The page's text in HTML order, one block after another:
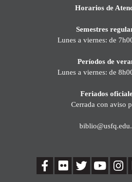
Horarios de
Semestres
Lunes a viernes: de
Períodos de
Lunes a viernes: de
Feriados
Cerrada con aviso